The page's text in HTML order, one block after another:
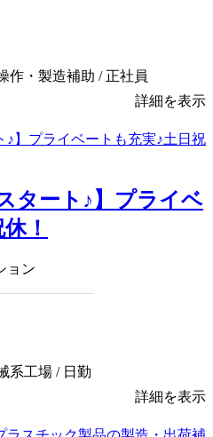
作・製造補助 / 正社員
詳細を表示
タート♪】プライベ
！
ョン
系工場 / 日勤
詳細を表示